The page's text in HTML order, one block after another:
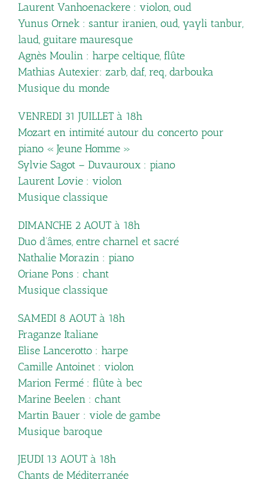
Laurent Vanhoenackere : violon, oud
Yunus Ornek : santur iranien, oud, yayli tanbur,
laud, guitare mauresque
Agnès Moulin : harpe celtique, flûte
Mathias Autexier: zarb, daf, req, darbouka
Musique du monde
VENREDI 31 JUILLET à 18h
Mozart en intimité autour du concerto pour
piano « Jeune Homme »
Sylvie Sagot – Duvauroux : piano
Laurent Lovie : violon
Musique classique
DIMANCHE 2 AOUT à 18h
Duo d’âmes, entre charnel et sacré
Nathalie Morazin : piano
Oriane Pons : chant
Musique classique
SAMEDI 8 AOUT à 18h
Fraganze Italiane
Elise Lancerotto : harpe
Camille Antoinet : violon
Marion Fermé : flûte à bec
Marine Beelen : chant
Martin Bauer : viole de gambe
Musique baroque
JEUDI 13 AOUT à 18h
Chants de Méditerranée